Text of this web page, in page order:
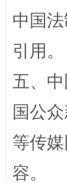
中国
引用。
五、
国公
等传
容。